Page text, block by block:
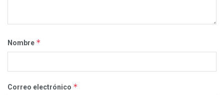
Nombre *
Correo electrónico *